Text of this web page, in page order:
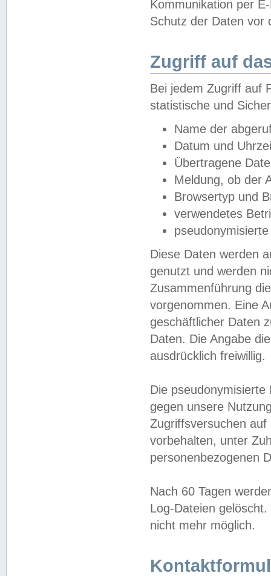
Kommunikation per
Schutz der Daten vor
Zugriff auf
Bei jedem Zugriff auf
statistische und
Name der
Datum und
Übertragene
Meldung, ob der
Browsertyp und
verwendetes
Diese Daten werden
genutzt und werden
Zusammenführung
vorgenommen. Eine
geschäftlicher Daten
Daten. Die Angabe
ausdrücklich freiwillig.
Die
gegen unsere
Zugriffsversuchen
vorbehalten, unter
personenbezogenen
Nach 60 Tagen
Log-Dateien
nicht mehr möglich.